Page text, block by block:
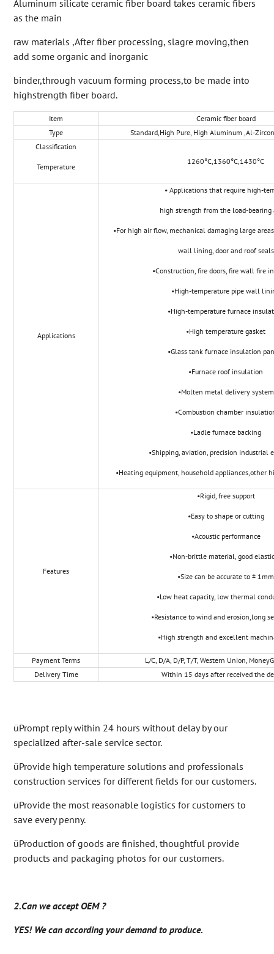
Aluminum silicate ceramic fiber board takes ceramic fibers
as the main
raw materials ,After fiber processing, slagre moving,then
add some organic and inorganic
binder,through vacuum forming process,to be made into
highstrength fiber board.
Item
Ceramic fiber board
Type
Standard,High Pure, High Aluminum ,Al-
Classification
Temperature
1260°C,1360°C,1430°C
Applications
• Applications that require high-
high strength from the load-bearing
•For high air flow, mechanical damaging large
wall lining, door and roof seals
•Construction, fire doors, fire wall fire
•High-temperature pipe wall
•High-temperature furnace
•High temperature gasket
•Glass tank furnace insulation
•Furnace roof insulation
•Molten metal delivery system
•Combustion chamber
•Ladle furnace backing
•Shipping, aviation, precision industrial
•Heating equipment, household appliances,other
Features
•Rigid, free support
•Easy to shape or cutting
•Acoustic performance
•Non-brittle material, good
•Size can be accurate to ± 1mm
•Low heat capacity, low thermal
•Resistance to wind and erosion,long
•High strength and excellent
Payment Terms
L/C, D/A, D/P, T/T, Western Union,
Delivery Time
Within 15 days after received the
üPrompt reply within 24 hours without delay by our
specialized after-sale service sector.
üProvide high temperature solutions and professionals
construction services for different fields for our customers.
üProvide the most reasonable logistics for customers to
save every penny.
üProduction of goods are finished, thoughtful provide
products and packaging photos for our customers.
2.Can we accept OEM ?
YES! We can according your demand to produce.